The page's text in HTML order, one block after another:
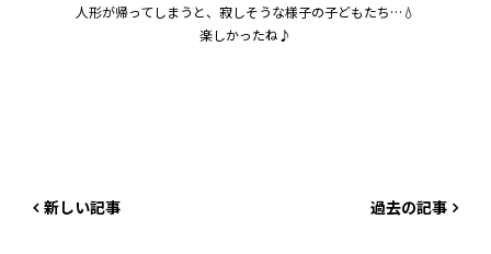
人形が帰ってしまうと、寂しそうな様子の子どもたち…💧
楽しかったね♪
過去の記事
新しい記事